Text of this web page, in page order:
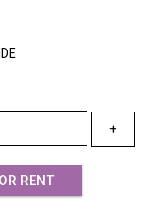
+
RENT